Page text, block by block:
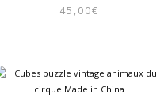
45,00€